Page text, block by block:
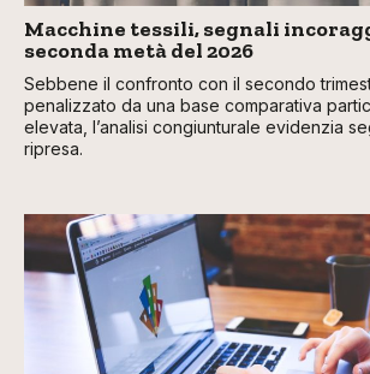
Macchine tessili, segnali
seconda metà del 2026
Sebbene il confronto con il secondo
penalizzato da una base comparativa
elevata, l’analisi congiunturale evidenzia
ripresa.